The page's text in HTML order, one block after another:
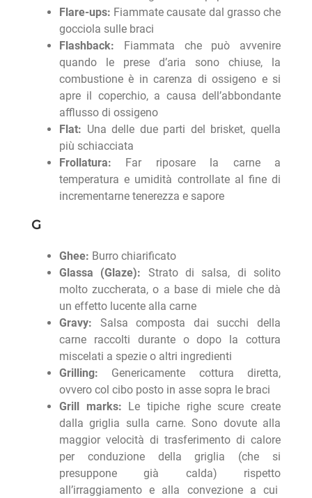
Flare-ups: Fiammate causate dal grasso che
gocciola sulle braci
Flashback: Fiammata che può avvenire
quando le prese d’aria sono chiuse, la
combustione è in carenza di ossigeno e si
apre il coperchio, a causa dell’abbondante
afflusso di ossigeno
Flat: Una delle due parti del brisket, quella
più schiacciata
Frollatura: Far riposare la carne a
temperatura e umidità controllate al fine di
incrementarne tenerezza e sapore
G
Ghee: Burro chiarificato
Glassa (Glaze): Strato di salsa, di solito
molto zuccherata, o a base di miele che dà
un effetto lucente alla carne
Gravy: Salsa composta dai succhi della
carne raccolti durante o dopo la cottura
miscelati a spezie o altri ingredienti
Grilling: Genericamente cottura diretta,
ovvero col cibo posto in asse sopra le braci
Grill marks:
Le tipiche righe scure create
dalla griglia sulla carne. Sono dovute alla
maggior velocità di trasferimento di calore
per conduzione della griglia (che si
presuppone già calda) rispetto
all’irraggiamento e alla convezione a cui